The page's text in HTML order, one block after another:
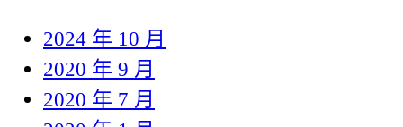
2024 年 10 月
2020 年 9 月
2020 年 7 月